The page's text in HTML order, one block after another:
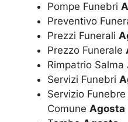
Pompe Funebri
Preventivo
Prezzi Funerali
Prezzo Funerale
Rimpatrio Salma
Servizi Funebri
Servizio
Comune Agosta